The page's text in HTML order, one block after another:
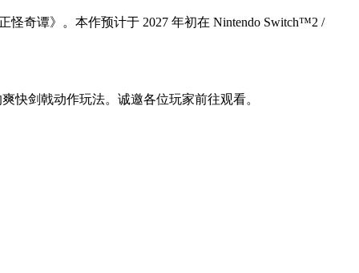
怪奇谭》。本作预计于 2027 年初在 Nintendo Switch™2 /
快剑戟动作玩法。诚邀各位玩家前往观看。